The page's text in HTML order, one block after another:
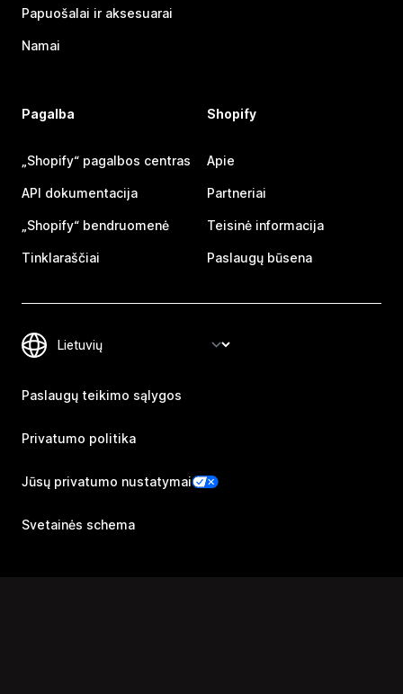
Papuošalai ir aksesuarai
Namai
Pagalba
„Shopify“ pagalbos centras
API dokumentacija
„Shopify“ bendruomenė
Tinklaraščiai
Shopify
Apie
Partneriai
Teisinė informacija
Paslaugų būsena
Paslaugų teikimo sąlygos
Privatumo politika
Jūsų privatumo nustatymai
Svetainės schema